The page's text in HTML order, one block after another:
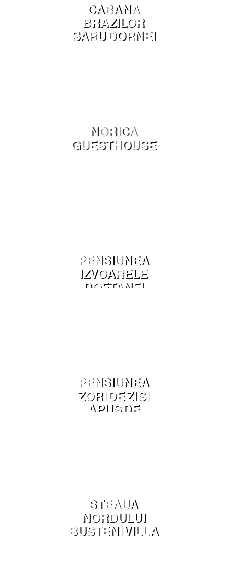
CABANA
BRAZILOR
SARU DORNEI
NORICA
GUESTHOUSE
PENSIUNEA
IZVOARELE
DOFTANEI
PENSIUNEA
ZORI DE ZI SI
APUS DE
STEAUA
NORDULUI
BUSTENI VILLA